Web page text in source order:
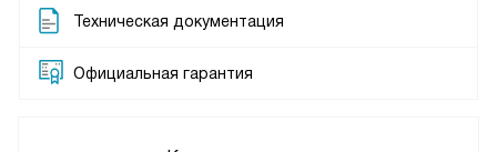
Техническая документация
Официальная гарантия